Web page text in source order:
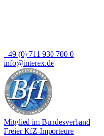
+49 (0) 711 930 700 0
info@interex.de
Mitglied im Bundesverband
Freier KfZ-Importeure